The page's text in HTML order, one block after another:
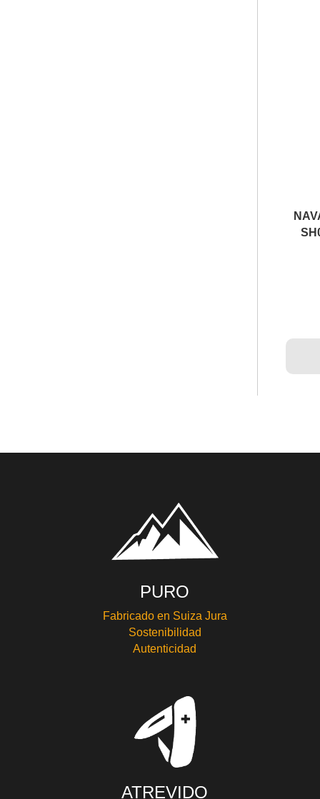
PURO
Fabricado en Suiza Jura
Sostenibilidad
Autenticidad
ATREVIDO